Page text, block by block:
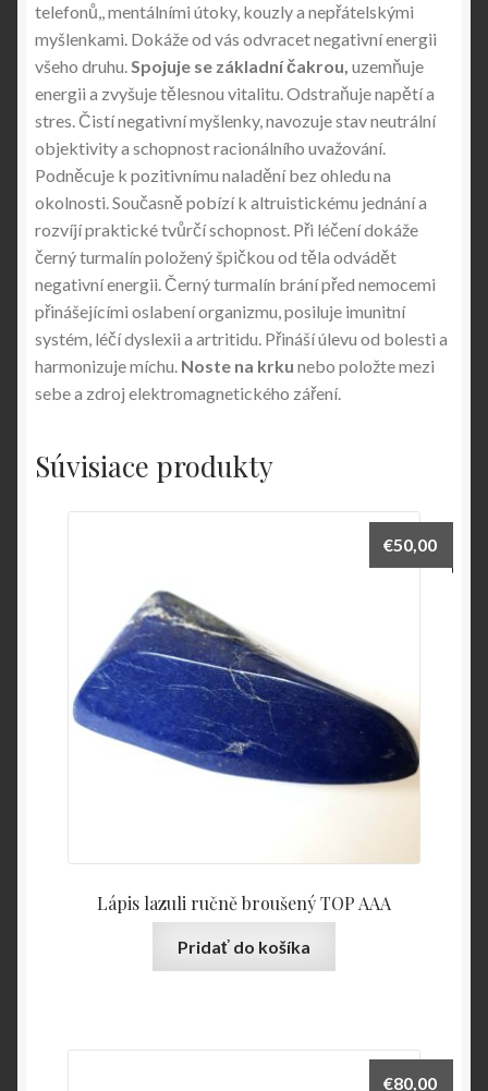
telefonů,, mentálními útoky, kouzly a nepřátelskými
myšlenkami. Dokáže od vás odvracet negativní energii
všeho druhu.Spojuje se základní čakrou, uzemňuje
energii a zvyšuje tělesnou vitalitu. Odstraňuje napětí a
stres. Čistí negativní myšlenky, navozuje stav neutrální
objektivity a schopnost racionálního uvažování.
Podněcuje k pozitivnímu naladění bez ohledu na
okolnosti. Současně pobízí k altruistickému jednání a
rozvíjí praktické tvůrčí schopnost. Při léčení dokáže
černý turmalín položený špičkou od těla odvádět
negativní energii. Černý turmalín brání před nemocemi
přinášejícími oslabení organizmu, posiluje imunitní
systém, léčí dyslexii a artritidu. Přináší úlevu od bolesti a
harmonizuje míchu. Noste na krku nebo položte mezi
sebe a zdroj elektromagnetického záření.
Súvisiace produkty
Lápis lazuli ručně broušený TOP AAA
€50,00
Pridať do košíka
€80,00